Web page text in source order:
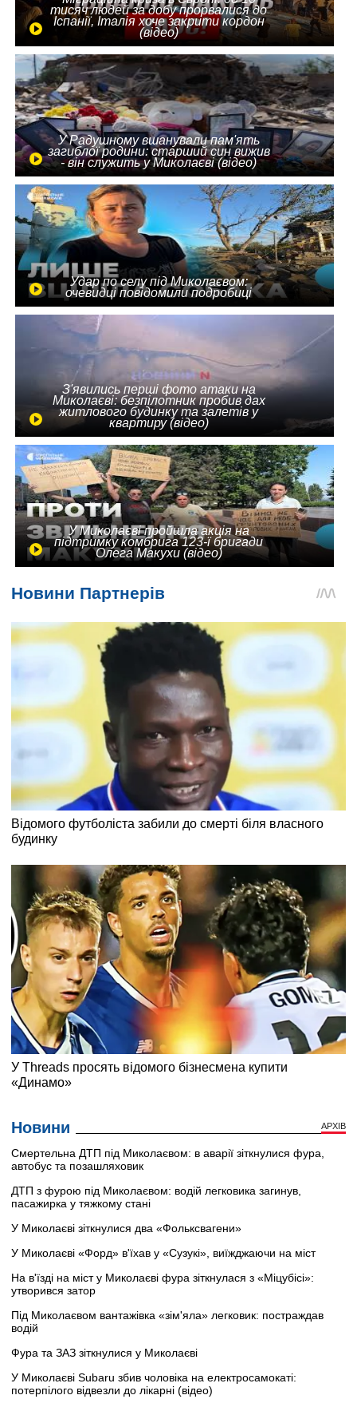
тисяч людей за добу прорвалися до
Іспанії, Італія хоче закрити кордон
(відео)
У Радушному вшанували пам'ять
загиблої родини: старший син вижив
- він служить у Миколаєві (відео)
Удар по селу під Миколаєвом:
очевидці повідомили подробиці
З'явились перші фото атаки на
Миколаєві: безпілотник пробив дах
житлового будинку та залетів у
квартиру (відео)
У Миколаєві пройшла акція на
підтримку комбрига 123-ї бригади
Олега Макухи (відео)
Новини АРХІВ
Смертельна ДТП під Миколаєвом: в аварії зіткнулися фура,
автобус та позашляховик
ДТП з фурою під Миколаєвом: водій легковика загинув,
пасажирка у тяжкому стані
У Миколаєві зіткнулися два «Фольксвагени»
У Миколаєві «Форд» в'їхав у «Сузукі», виїжджаючи на міст
На в'їзді на міст у Миколаєві фура зіткнулася з «Міцубісі»:
утворився затор
Під Миколаєвом вантажівка «зім'яла» легковик: постраждав
водій
Фура та ЗАЗ зіткнулися у Миколаєві
У Миколаєві Subaru збив чоловіка на електросамокаті:
потерпілого відвезли до лікарні (відео)